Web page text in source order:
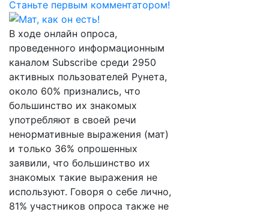
Станьте первым комментатором!
В ходе онлайн опроса,
проведенного информационным
каналом Subscribe среди 2950
активных пользователей Рунета,
около 60% признались, что
большинство их знакомых
употребляют в своей речи
ненормативные выражения (мат)
и только 36% опрошенных
заявили, что большинство их
знакомых такие выражения не
используют. Говоря о себе лично,
81% участников опроса также не